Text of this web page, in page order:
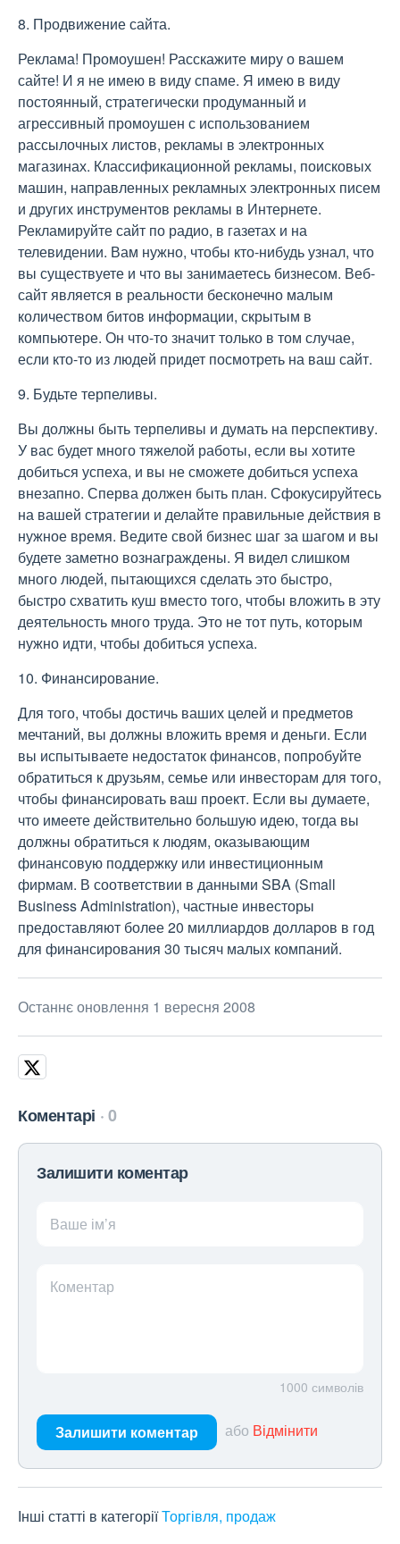
8. Продвижение сайта.
Реклама! Промоушен! Расскажите миру о вашем
сайте! И я не имею в виду спаме. Я имею в виду
постоянный, стратегически продуманный и
агрессивный промоушен с использованием
рассылочных листов, рекламы в электронных
магазинах. Классификационной рекламы, поисковых
машин, направленных рекламных электронных писем
и других инструментов рекламы в Интернете.
Рекламируйте сайт по радио, в газетах и на
телевидении. Вам нужно, чтобы кто-нибудь узнал, что
вы существуете и что вы занимаетесь бизнесом. Веб-
сайт является в реальности бесконечно малым
количеством битов информации, скрытым в
компьютере. Он что-то значит только в том случае,
если кто-то из людей придет посмотреть на ваш сайт.
9. Будьте терпеливы.
Вы должны быть терпеливы и думать на перспективу.
У вас будет много тяжелой работы, если вы хотите
добиться успеха, и вы не сможете добиться успеха
внезапно. Сперва должен быть план. Сфокусируйтесь
на вашей стратегии и делайте правильные действия в
нужное время. Ведите свой бизнес шаг за шагом и вы
будете заметно вознаграждены. Я видел слишком
много людей, пытающихся сделать это быстро,
быстро схватить куш вместо того, чтобы вложить в эту
деятельность много труда. Это не тот путь, которым
нужно идти, чтобы добиться успеха.
10. Финансирование.
Для того, чтобы достичь ваших целей и предметов
мечтаний, вы должны вложить время и деньги. Если
вы испытываете недостаток финансов, попробуйте
обратиться к друзьям, семье или инвесторам для того,
чтобы финансировать ваш проект. Если вы думаете,
что имеете действительно большую идею, тогда вы
должны обратиться к людям, оказывающим
финансовую поддержку или инвестиционным
фирмам. В соответствии в данными SBA (Small
Business Administration), частные инвесторы
предоставляют более 20 миллиардов долларов в год
для финансирования 30 тысяч малых компаний.
Останнє оновлення 1 вересня 2008
Коментарі 0
Залишити коментар
Ваше ім’я
Коментар
1000 символів
Залишити коментар або Відмінити
Інші статті в категоріїТоргівля, продаж